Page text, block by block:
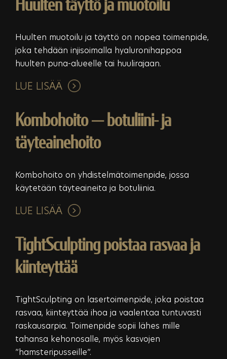
Huulten täyttö ja muotoilu
Huulten muotoilu ja täyttö on nopea toimenpide,
joka tehdään injisoimalla hyaluronihappoa
huulten puna-alueelle tai huulirajaan.
LUE LISÄÄ
Kombohoito — botuliini- ja
täyteainehoito
Kombohoito on yhdistelmätoimenpide, jossa
käytetään täyteaineita ja botuliinia.
LUE LISÄÄ
TightSculpting poistaa rasvaa ja
kiinteyttää
TightSculpting on lasertoimenpide, joka poistaa
rasvaa, kiinteyttää ihoa ja vaalentaa tuntuvasti
raskausarpia. Toimenpide sopii lähes mille
tahansa kehonosalle, myös kasvojen
”hamsteripusseille”.